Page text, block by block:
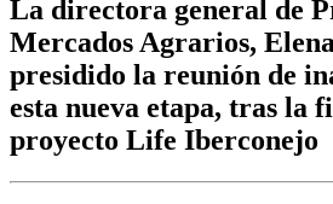
La directora general de
Mercados Agrarios,
presidido la reunión de
esta nueva etapa, tras la
proyecto Life Iberconejo